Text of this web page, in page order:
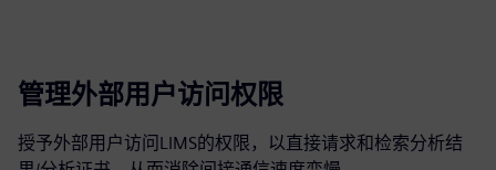
管理外部用户访问权限
授予外部用户访问LIMS的权限，以直接请求和检索分析结